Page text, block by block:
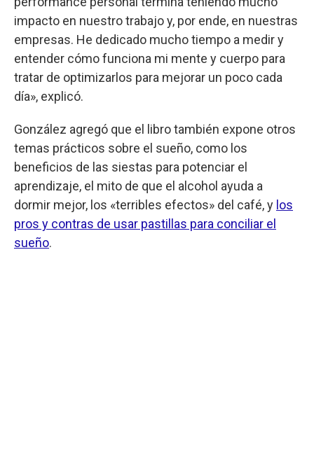
impacto en nuestro trabajo y, por ende, en nuestras
empresas. He dedicado mucho tiempo a medir y
entender cómo funciona mi mente y cuerpo para
tratar de optimizarlos para mejorar un poco cada
día», explicó.
González agregó que el libro también expone otros
temas prácticos sobre el sueño, como los
beneficios de las siestas para potenciar el
aprendizaje, el mito de que el alcohol ayuda a
dormir mejor, los «terribles efectos» del café, y los
pros y contras de usar pastillas para conciliar el
sueño.